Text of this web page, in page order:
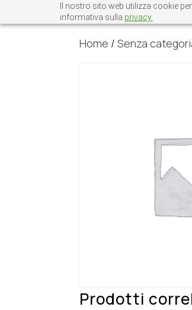
Il nostro sito web utilizza cookie
informativa sulla privacy.
Home /Senza
Prodotti